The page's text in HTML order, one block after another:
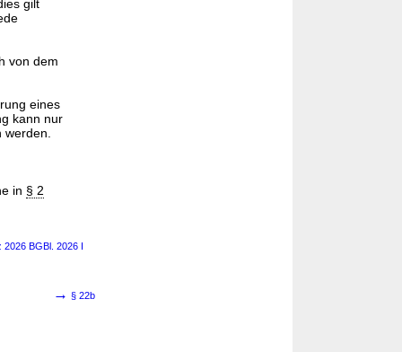
gilt
von dem
eines
kann nur
in § 2
BGBl. 2026 I
→ § 22b